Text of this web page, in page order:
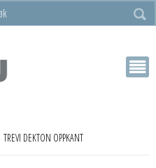
TREVI DEKTON OPPKANT